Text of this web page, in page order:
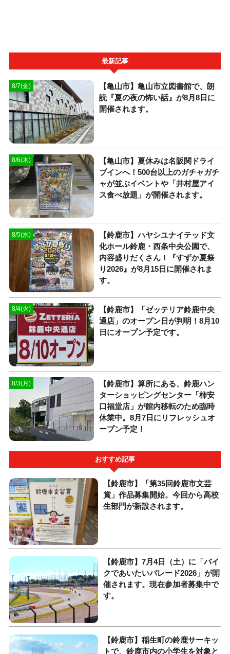
最新記事
8/7(金)
【亀山市】亀山市立図書館で、朗
読『夏の夜の怖い話』が8月8日に
開催されます。
8/6(木)
【亀山市】夏休みは名阪関ドライ
ブインへ！500台以上のガチャガチ
ャが並ぶイベントや「井村屋アイ
ス食べ放題」が開催されます。
8/5(水)
【鈴鹿市】ハヤシユナイテッド文
化ホール鈴鹿・西条中央公園で、
内容盛りだくさん！『すずか夏祭
り2026』が8月15日に開催されま
す。
8/4(火)
【鈴鹿市】「ゼッテリア鈴鹿中央
通店」のオープン日が判明！8月10
日にオープン予定です。
8/3(月)
【鈴鹿市】算所にある、鈴鹿ハン
ターショッピングセンター「柿安
口福堂店」が館内移転のため臨時
休業中。8月7日にリフレッシュオ
ープン予定！
おすすめ記事
【鈴鹿市】「第35回鈴鹿市文芸
賞」作品募集開始。今回から高校
生部門が新設されます。
【鈴鹿市】7月4日（土）に「バイ
クであいたいパレード2026」が開
催されます。現在参加者募集中で
す。
【鈴鹿市】稲生町の鈴鹿サーキッ
トで、鈴鹿市内の小学生を対象と